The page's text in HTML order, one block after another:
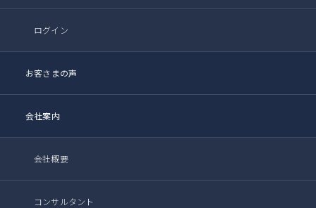
ログイン
お客さまの声
会社案内
会社概要
コンサルタント